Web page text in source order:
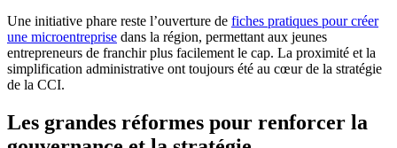
Une initiative phare reste l’ouverture de fiches pratiques pour créer
une microentreprise dans la région, permettant aux jeunes
entrepreneurs de franchir plus facilement le cap. La proximité et la
simplification administrative ont toujours été au cœur de la stratégie
de la CCI.
Les grandes réformes pour renforcer la